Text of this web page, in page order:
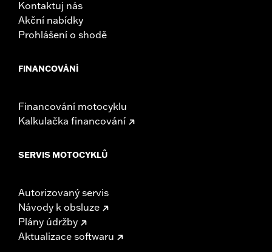
Kontaktuj nás
Akční nabídky
Prohlášení o shodě
FINANCOVÁNÍ
Financování motocyklu
Kalkulačka financování
SERVIS MOTOCYKLŮ
Autorizovaný servis
Návody k obsluze
Plány údržby
Aktualizace softwaru